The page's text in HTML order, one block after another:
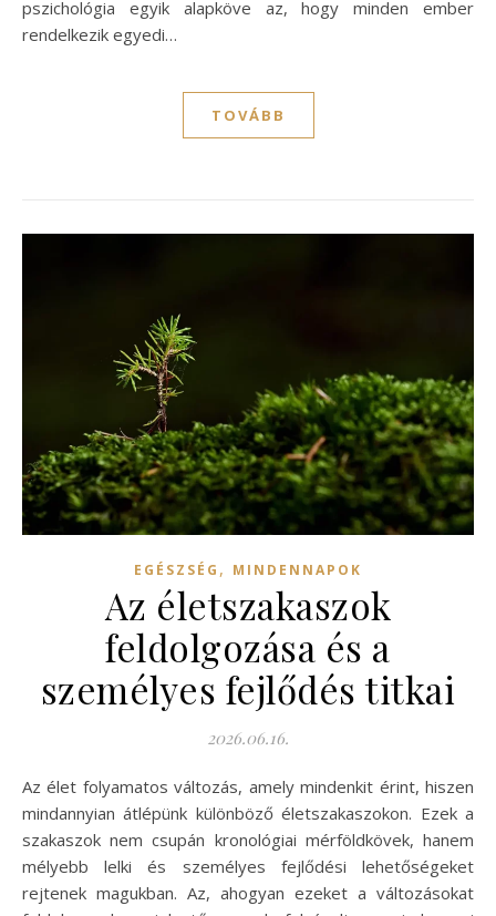
pszichológia egyik alapköve az, hogy minden ember
rendelkezik egyedi…
TOVÁBB
EGÉSZSÉG , MINDENNAPOK
Az életszakaszok
feldolgozása és a
személyes fejlődés titkai
2026.06.16.
Az élet folyamatos változás, amely mindenkit érint, hiszen
mindannyian átlépünk különböző életszakaszokon. Ezek a
szakaszok nem csupán kronológiai mérföldkövek, hanem
mélyebb lelki és személyes fejlődési lehetőségeket
rejtenek magukban. Az, ahogyan ezeket a változásokat